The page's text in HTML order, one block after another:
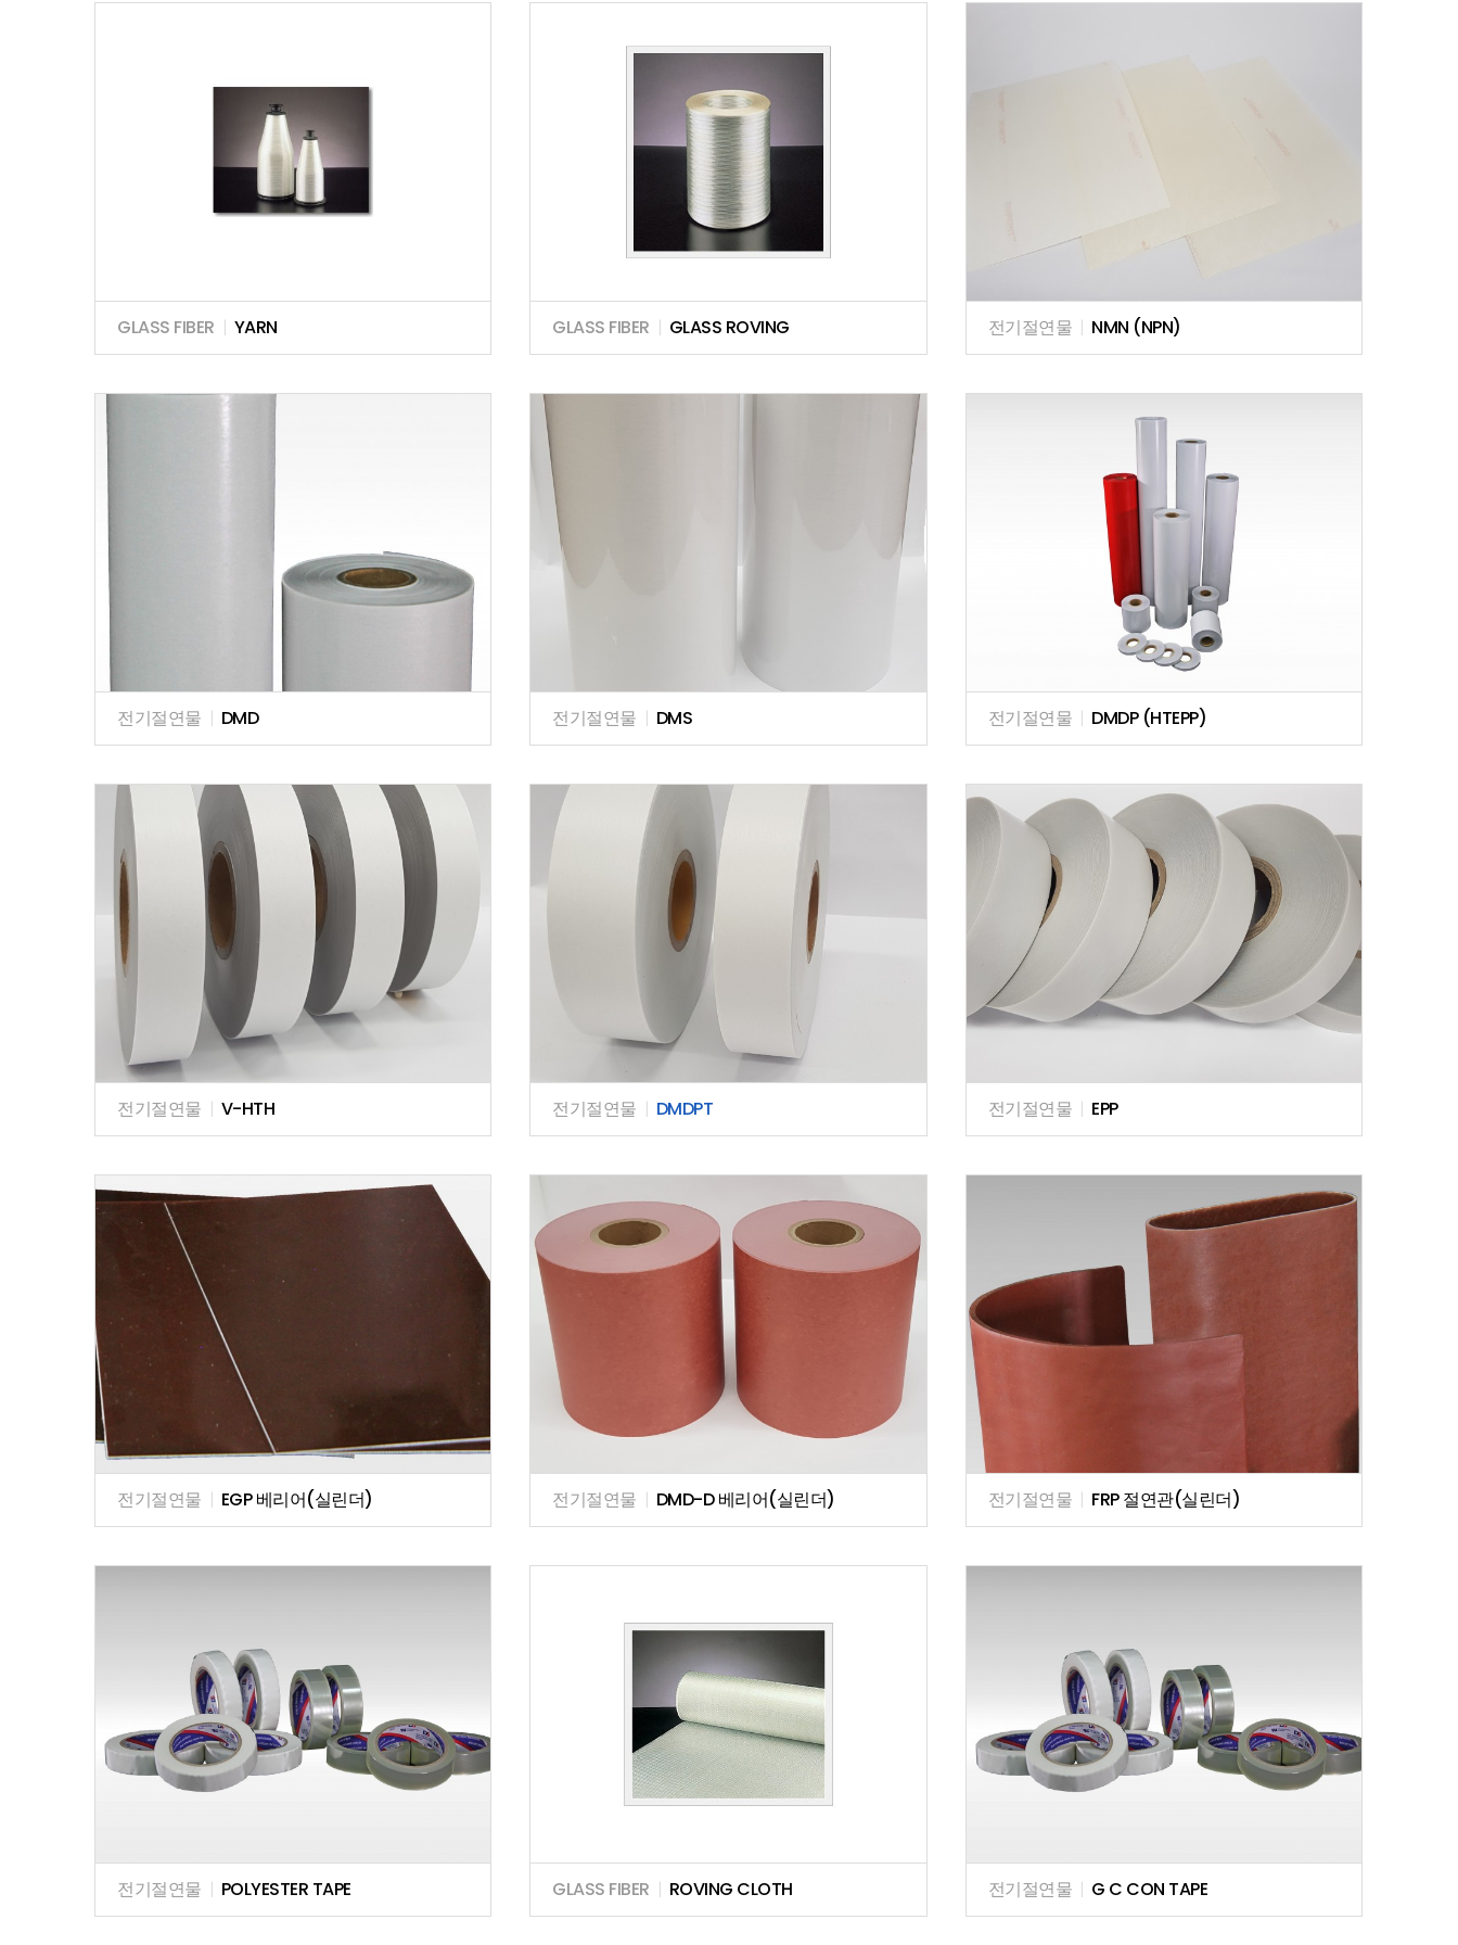
GLASS FIBER | YARN GLASS FIBER | GLASS ROVING 전기절연물 | NMN (NPN)
전기절연물 | DMD 전기절연물 | DMS 전기절연물 | DMDP (HTEPP)
전기절연물 | V-HTH 전기절연물 | DMDPT 전기절연물 | EPP
전기절연물 | EGP 베리어(실린더) 전기절연물 | DMD-D 베리어(실린더) 전기절연물 | FRP 절연관(실린더)
전기절연물 | POLYESTER TAPE GLASS FIBER | ROVING CLOTH 전기절연물 | G C CON TAPE